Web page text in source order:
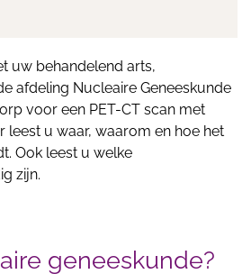
uw behandelend arts,
afdeling Nucleaire Geneeskunde
voor een PET-CT scan met
leest u waar, waarom en hoe het
Ook leest u welke
zijn.
geneeskunde?